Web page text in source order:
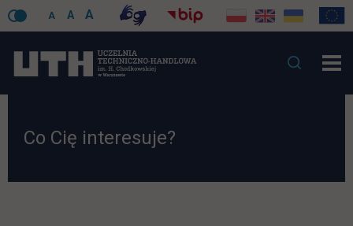
A A A
Co Cię interesuje?